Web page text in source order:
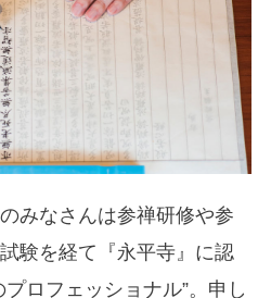
みなさんは参禅研修や参
験を経て『永平寺』に認
ロフェッショナル”。申し